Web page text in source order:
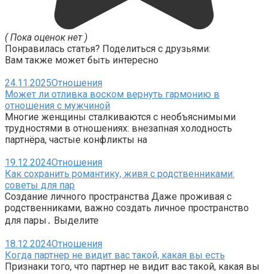
( Пока оценок нет )
Понравилась статья? Поделиться с друзьями:
Вам также может быть интересно
24.11.2025Отношения
Может ли отливка воском вернуть гармонию в
отношения с мужчиной
Многие женщины сталкиваются с необъяснимыми
трудностями в отношениях: внезапная холодность
партнёра, частые конфликты на
19.12.2024Отношения
Как сохранить романтику, живя с родственниками:
советы для пар
Создание личного пространства Даже проживая с
родственниками, важно создать личное пространство
для пары․ Выделите
18.12.2024Отношения
Когда партнер не видит вас такой, какая вы есть
Признаки того, что партнер не видит вас такой, какая вы